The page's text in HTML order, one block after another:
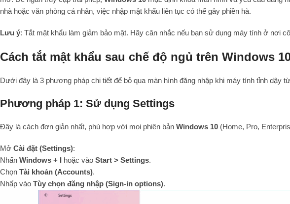
nhà hoặc văn phòng cá nhân, việc nhập mật khẩu liên tục có thể gây phiền hà.
Lưu ý: Tắt mật khẩu làm giảm bảo mật. Hãy cân nhắc nếu bạn sử dụng máy tính ở nơi
Cách tắt mật khẩu sau chế độ ngủ trên Windows
Dưới đây là 3 phương pháp chi tiết để bỏ qua màn hình đăng nhập khi máy tính tỉnh dậy
Phương pháp 1: Sử dụng Settings
Đây là cách đơn giản nhất, phù hợp với mọi phiên bản Windows 10 (Home, Pro,
Mở Cài đặt (Settings):
Nhấn Windows + I hoặc vào Start > Settings.
Chọn Tài khoản (Accounts).
Nhấp vào Tùy chọn đăng nhập (Sign-in options).